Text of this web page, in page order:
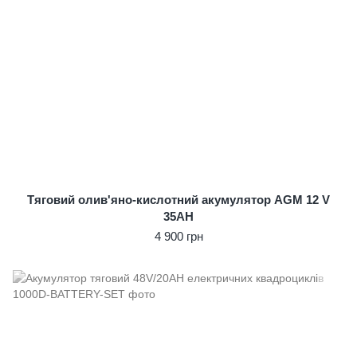
Тяговий олив'яно-кислотний акумулятор AGM 12 V
35AH
4 900 грн